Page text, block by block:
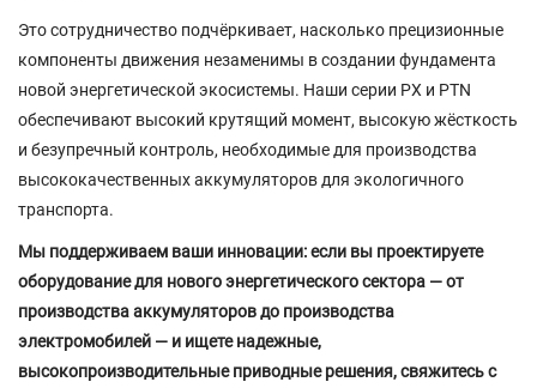
Это сотрудничество подчёркивает, насколько прецизионные
компоненты движения незаменимы в создании фундамента
новой энергетической экосистемы. Наши серии PX и PTN
обеспечивают высокий крутящий момент, высокую жёсткость
и безупречный контроль, необходимые для производства
высококачественных аккумуляторов для экологичного
транспорта.
Мы поддерживаем ваши инновации: если вы проектируете
оборудование для нового энергетического сектора — от
производства аккумуляторов до производства
электромобилей — и ищете надежные,
высокопроизводительные приводные решения, свяжитесь с